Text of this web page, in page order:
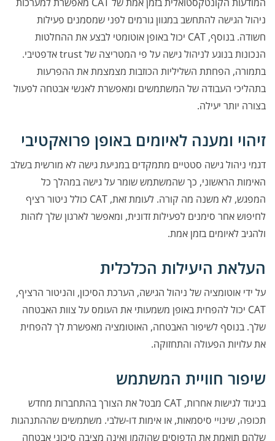
ניהול הגישה להתחשב במגוון גורמים לפני שמסמנים פעילות
חשודה. בנוסף, CAT יכול באופן אוטומטי לבצע את ההחלטות
הנכונות בנוגע לניהול גישה על פי המטריצה של trust אדפטיבי.
בתמורה, הפחתת השליליות הכוזבות מצמצמת את ההפרעות
בתהליכי העבודה של המשתמשים ומאפשרת לאנשי אבטחה לפעול
בצורה יותר יעילה.
זיהוי ומענה לאיומים באופן פרואקטיבי
דגמי ניהול גישה סטטיים מתמקדים במניעת גישה לא מורשית בשלב
האימות הראשוני, כך שהמשתמש שומר על גישה במהלך כל
המפגש, לא משנה מה קורה. לעומת זאת, CAT כולל ניטור רציף
לחיפוש אחר סימנים לפעילות זדונית, ומאפשר לארגון שלך לזהות
ולהגיב לאיומים בזמן אמת.
העלאת היעילות הכלכלית
על ידי אוטומציה של ניהול הגישה, הערכת הסיכון, והניטור הרציף,
CAT יכול להפחית באופן משמעותי את העומס על צוות האבטחה
שלך. בנוסף לשיפור האבטחה, האוטומציה מאפשרת לך להפחית
את עלויות הפעולה והתחזוקה.
שיפור חוויית המשתמש
בניגוד לגישות אחרות, CAT מבטל את הצורך בהתחברות מחדש
תכופה, שינויי סיסמאות, או אימות דו-שלבי. משתמשים שההתנהגות
שלהם תואמת את הדפוסים שהוקמו ואינה מציבה סיכוני אבטחה